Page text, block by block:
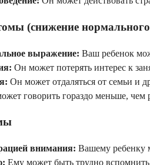
(снижение
выражение: Ваш ребенок
Он может потерять интерес к
Он может отдаляться от семьи и
говорить гораздо меньше, чем
внимания: Вашему ребенку
Ему может быть трудно